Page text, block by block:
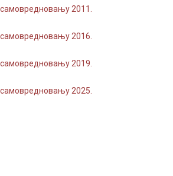
2011.
самовредновању 2016.
самовредновању 2019.
самовредновању 2025.